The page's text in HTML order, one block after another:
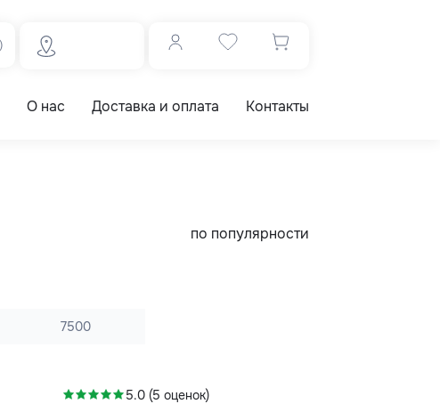
О нас Доставка и оплата Контакты
по популярности
7500
5.0 (5 оценок)